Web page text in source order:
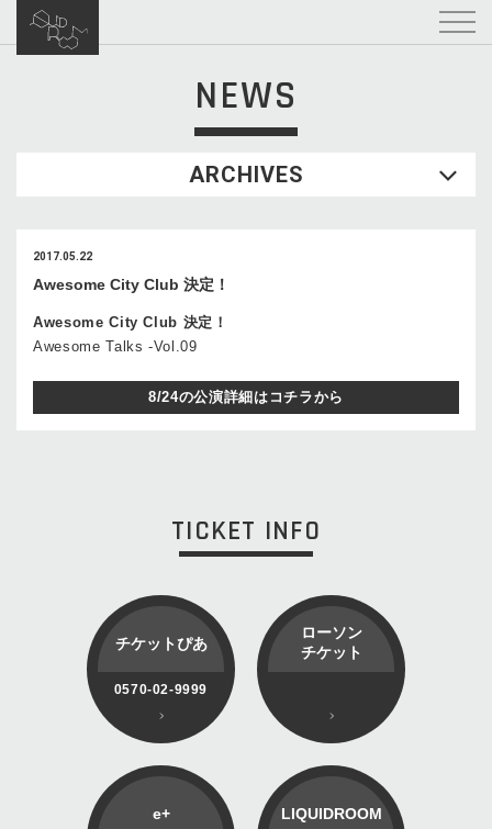
NEWS
ARCHIVES
2017.05.22
Awesome City Club 決定！
Awesome City Club 決定！
Awesome Talks -Vol.09
8/24の公演詳細はコチラから
TICKET INFO
チケットぴあ
0570-02-9999
ローソン
チケット
e+ LIQUIDROOM